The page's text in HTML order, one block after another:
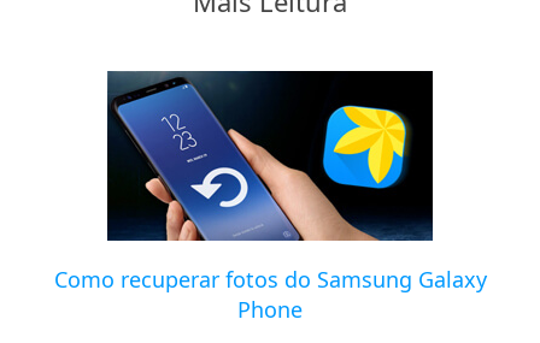
Como recuperar fotos do Samsung Galaxy
Phone